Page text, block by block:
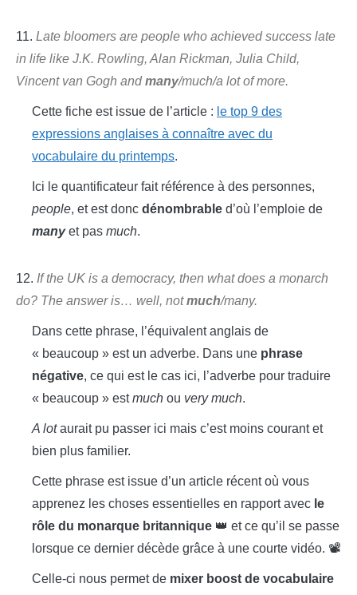
11. Late bloomers are people who achieved success late
in life like J.K. Rowling, Alan Rickman, Julia Child,
Vincent van Gogh andmany/much/a lot of more.
Cette fiche est issue de l’article : le top 9 des
expressions anglaises à connaître avec du
vocabulaire du printemps.
Ici le quantificateur fait référence à des personnes,
people, et est donc dénombrable d’où l’emploie de
manyet pas much.
12. If the UK is a democracy, then what does a monarch
do? The answer is… well, notmuch/many.
Dans cette phrase, l’équivalent anglais de
« beaucoup » est un adverbe. Dans une phrase
négative, ce qui est le cas ici, l’adverbe pour traduire
« beaucoup » estmuch ou very much.
A lotaurait pu passer ici mais c’est moins courant et
bien plus familier.
Cette phrase est issue d’un article récent où vous
apprenez les choses essentielles en rapport avec le
rôle du monarque britannique 👑 et ce qu’il se passe
lorsque ce dernier décède grâce à une courte vidéo. 📽️
Celle-ci nous permet de mixer boost de vocabulaire